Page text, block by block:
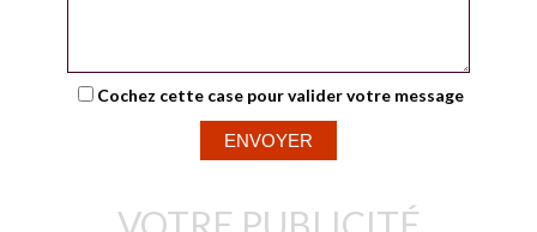
Cochez cette case pour valider votre message